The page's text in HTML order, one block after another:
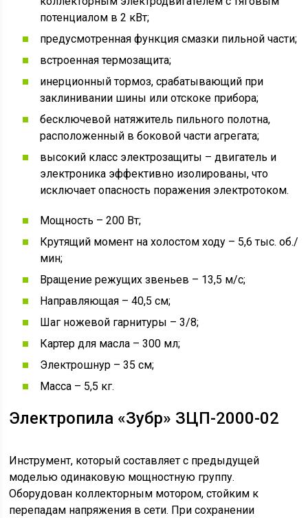
потенциалом в 2 кВт;
предусмотренная функция смазки пильной части;
встроенная термозащита;
инерционный тормоз, срабатывающий при
заклинивании шины или отскоке прибора;
бесключевой натяжитель пильного полотна,
расположенный в боковой части агрегата;
высокий класс электрозащиты – двигатель и
электроника эффективно изолированы, что
исключает опасность поражения электротоком.
Мощность – 200 Вт;
Крутящий момент на холостом ходу – 5,6 тыс. об./
мин;
Вращение режущих звеньев – 13,5 м/с;
Направляющая – 40,5 см;
Шаг ножевой гарнитуры – 3/8;
Картер для масла – 300 мл;
Электрошнур – 35 см;
Масса – 5,5 кг.
Электропила «Зубр» ЗЦП-2000-02
Инструмент, который составляет с предыдущей
моделью одинаковую мощностную группу.
Оборудован коллекторным мотором, стойким к
перепадам напряжения в сети. При сохранении